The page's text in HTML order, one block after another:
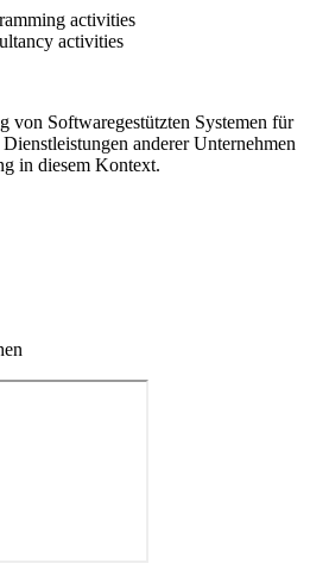
activities
activities
von Softwaregestützten Systemen für
anderer Unternehmen
in diesem Kontext.